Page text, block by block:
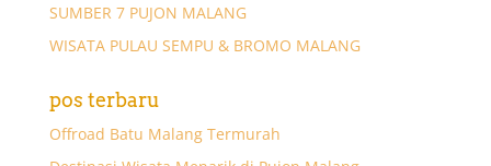
SUMBER 7 PUJON MALANG
WISATA PULAU SEMPU & BROMO MALANG
pos terbaru
Offroad Batu Malang Termurah